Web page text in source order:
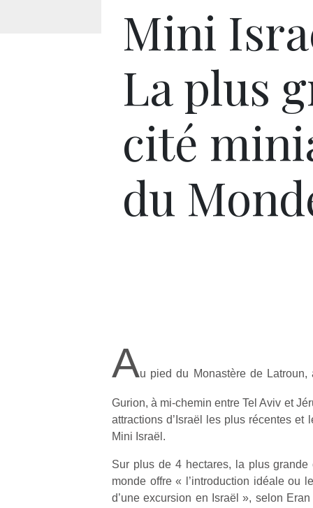
Mini
La plus
cité
du
Au pied du Monastère de Latroun,
Gurion, à mi-chemin entre Tel Aviv et
attractions d’Israël les plus récentes et
Mini Israël.
Sur plus de 4 hectares, la plus
monde offre « l’introduction idéale ou
d’une excursion en Israël », selon